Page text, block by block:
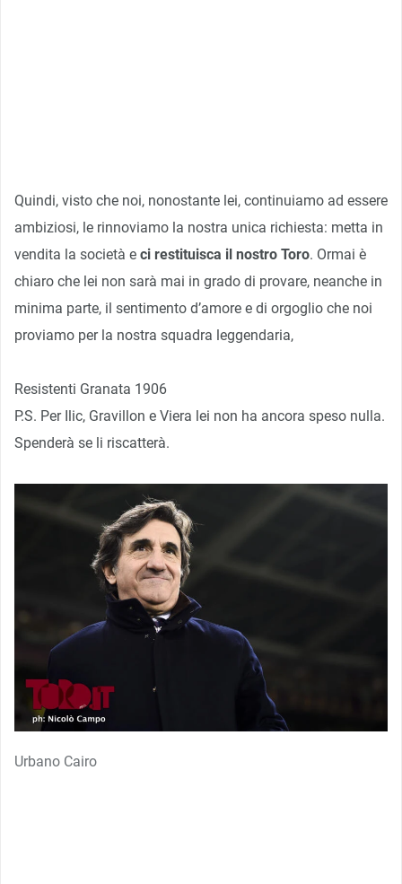
Quindi, visto che noi, nonostante lei, continuiamo ad essere
ambiziosi, le rinnoviamo la nostra unica richiesta: metta in
vendita la società e ci restituisca il nostro Toro. Ormai è
chiaro che lei non sarà mai in grado di provare, neanche in
minima parte, il sentimento d’amore e di orgoglio che noi
proviamo per la nostra squadra leggendaria,
Resistenti Granata 1906
P.S. Per Ilic, Gravillon e Viera lei non ha ancora speso nulla.
Spenderà se li riscatterà.
Urbano Cairo